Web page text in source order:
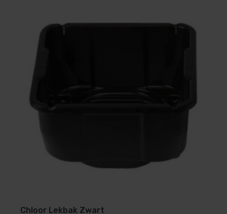
Chloor Lekbak Zwart